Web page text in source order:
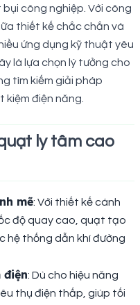
công nghiệp. Với công
thiết kế chắc chắn và
ứng dụng kỹ thuật yêu
là lựa chọn lý tưởng cho
tìm kiếm giải pháp
kiệm điện năng.
ly tâm cao
mẽ: Với thiết kế cánh
độ quay cao, quạt tạo
hệ thống dẫn khí đường
điện: Dù cho hiệu năng
thụ điện thấp, giúp tối